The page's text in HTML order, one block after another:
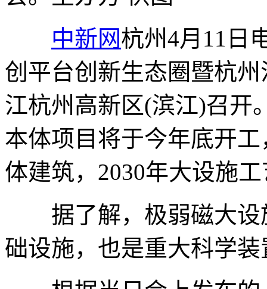
中新网杭州4月11日
创平台创新生态圈暨杭
江杭州高新区(滨江)召开
本体项目将于今年底开
体建筑，2030年大设施
据了解，极弱磁大设
础设施，也是重大科学装